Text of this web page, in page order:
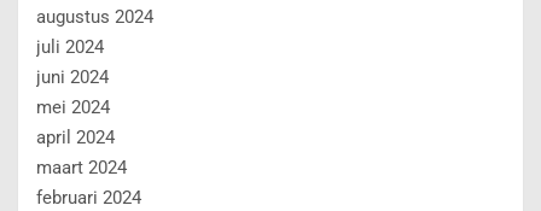
augustus 2024
juli 2024
juni 2024
mei 2024
april 2024
maart 2024
februari 2024